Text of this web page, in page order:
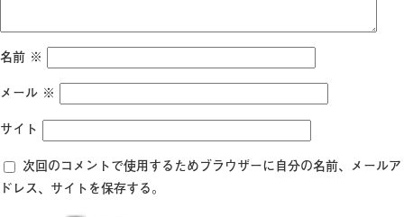
名前 ※
メール ※
サイト
次回のコメントで使用するためブラウザーに自分の名前、メールア
ドレス、サイトを保存する。